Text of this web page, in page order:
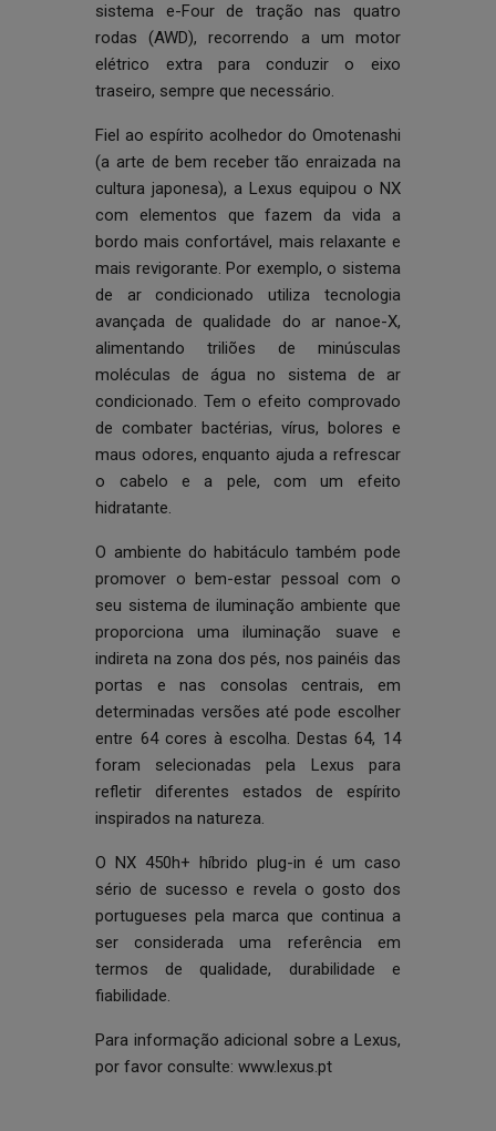
sistema e-Four de tração nas quatro
rodas (AWD), recorrendo a um motor
elétrico extra para conduzir o eixo
traseiro, sempre que necessário.
Fiel ao espírito acolhedor do Omotenashi
(a arte de bem receber tão enraizada na
cultura japonesa), a Lexus equipou o NX
com elementos que fazem da vida a
bordo mais confortável, mais relaxante e
mais revigorante. Por exemplo, o sistema
de ar condicionado utiliza tecnologia
avançada de qualidade do ar nanoe-X,
alimentando triliões de minúsculas
moléculas de água no sistema de ar
condicionado. Tem o efeito comprovado
de combater bactérias, vírus, bolores e
maus odores, enquanto ajuda a refrescar
o cabelo e a pele, com um efeito
hidratante.
O ambiente do habitáculo também pode
promover o bem-estar pessoal com o
seu sistema de iluminação ambiente que
proporciona uma iluminação suave e
indireta na zona dos pés, nos painéis das
portas e nas consolas centrais, em
determinadas versões até pode escolher
entre 64 cores à escolha. Destas 64, 14
foram selecionadas pela Lexus para
refletir diferentes estados de espírito
inspirados na natureza.
O NX 450h+ híbrido plug-in é um caso
sério de sucesso e revela o gosto dos
portugueses pela marca que continua a
ser considerada uma referência em
termos de qualidade, durabilidade e
fiabilidade.
Para informação adicional sobre a Lexus,
por favor consulte:www.lexus.pt